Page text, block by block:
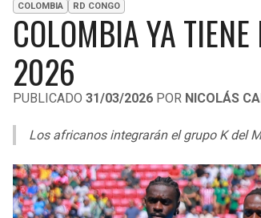
COLOMBIA RD CONGO
COLOMBIA YA
2026
PUBLICADO 31/03/2026 POR NICOLÁS
Los africanos integrarán el grupo K del